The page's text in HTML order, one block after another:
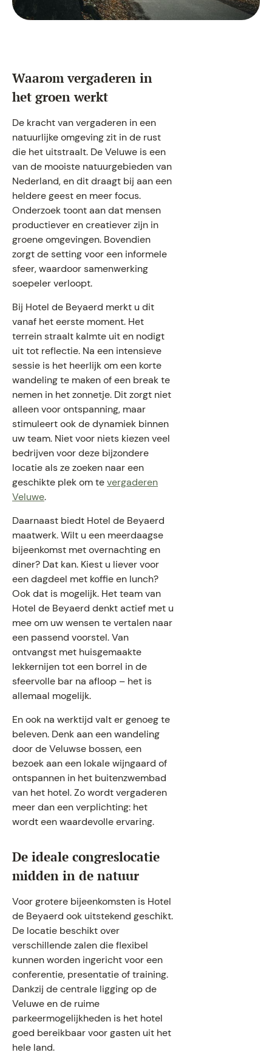
Waarom vergaderen in
het groen werkt
De kracht van vergaderen in een
natuurlijke omgeving zit in de rust
die het uitstraalt. De Veluwe is een
van de mooiste natuurgebieden van
Nederland, en dit draagt bij aan een
heldere geest en meer focus.
Onderzoek toont aan dat mensen
productiever en creatiever zijn in
groene omgevingen. Bovendien
zorgt de setting voor een informele
sfeer, waardoor samenwerking
soepeler verloopt.
Bij Hotel de Beyaerd merkt u dit
vanaf het eerste moment. Het
terrein straalt kalmte uit en nodigt
uit tot reflectie. Na een intensieve
sessie is het heerlijk om een korte
wandeling te maken of een break te
nemen in het zonnetje. Dit zorgt niet
alleen voor ontspanning, maar
stimuleert ook de dynamiek binnen
uw team. Niet voor niets kiezen veel
bedrijven voor deze bijzondere
locatie als ze zoeken naar een
geschikte plek om tevergaderen
Veluwe.
Daarnaast biedt Hotel de Beyaerd
maatwerk. Wilt u een meerdaagse
bijeenkomst met overnachting en
diner? Dat kan. Kiest u liever voor
een dagdeel met koffie en lunch?
Ook dat is mogelijk. Het team van
Hotel de Beyaerd denkt actief met u
mee om uw wensen te vertalen naar
een passend voorstel. Van
ontvangst met huisgemaakte
lekkernijen tot een borrel in de
sfeervolle bar na afloop – het is
allemaal mogelijk.
En ook na werktijd valt er genoeg te
beleven. Denk aan een wandeling
door de Veluwse bossen, een
bezoek aan een lokale wijngaard of
ontspannen in het buitenzwembad
van het hotel. Zo wordt vergaderen
meer dan een verplichting: het
wordt een waardevolle ervaring.
De ideale congreslocatie
midden in de natuur
Voor grotere bijeenkomsten is Hotel
de Beyaerd ook uitstekend geschikt.
De locatie beschikt over
verschillende zalen die flexibel
kunnen worden ingericht voor een
conferentie, presentatie of training.
Dankzij de centrale ligging op de
Veluwe en de ruime
parkeermogelijkheden is het hotel
goed bereikbaar voor gasten uit het
hele land.